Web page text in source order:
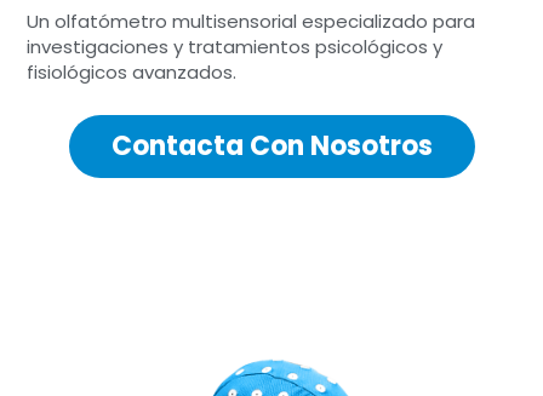
Un olfatómetro multisensorial especializado para
investigaciones y tratamientos psicológicos y
fisiológicos avanzados.
Contacta Con Nosotros